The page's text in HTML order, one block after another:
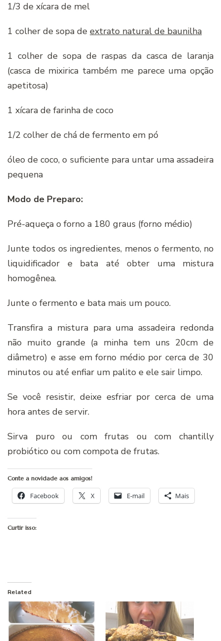
1/3 de xícara de mel
1 colher de sopa de extrato natural de baunilha
1 colher de sopa de raspas da casca de laranja
(casca de mixirica também me parece uma opção
apetitosa)
1 xícara de farinha de coco
1/2 colher de chá de fermento em pó
óleo de coco, o suficiente para untar uma assadeira
pequena
Modo de Preparo:
Pré-aqueça o forno a 180 graus (forno médio)
Junte todos os ingredientes, menos o fermento, no
liquidificador e bata até obter uma mistura
homogênea.
Junte o fermento e bata mais um pouco.
Transfira a mistura para uma assadeira redonda
não muito grande (a minha tem uns 20cm de
diâmetro) e asse em forno médio por cerca de 30
minutos ou até enfiar um palito e ele sair limpo.
Se você resistir, deixe esfriar por cerca de uma
hora antes de servir.
Sirva puro ou com frutas ou com chantilly
probiótico ou com compota de frutas.
Conte a novidade aos amigos!
Facebook X E-mail Mais
Curtir isso:
Related